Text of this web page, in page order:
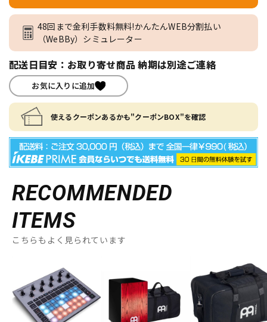
48回まで金利手数料無料!かんたんWEB分割払い
（WeBBy）シミュレーター
配送日目安：お取り寄せ商品 納期は別途ご連絡
お気に入りに追加
使えるクーポンあるかも"クーポンBOX"を確認
RECOMMENDED
ITEMS
こちらもよく見られています